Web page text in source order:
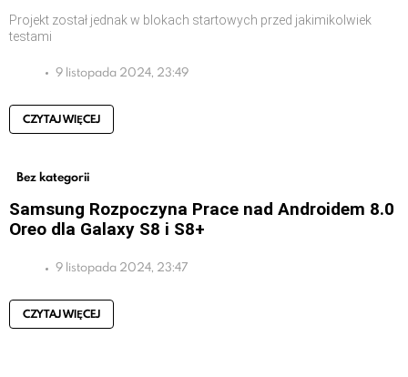
Projekt został jednak w blokach startowych przed jakimikolwiek
testami
9 listopada 2024, 23:49
CZYTAJ WIĘCEJ
Bez kategorii
Samsung Rozpoczyna Prace nad Androidem 8.0
Oreo dla Galaxy S8 i S8+
9 listopada 2024, 23:47
CZYTAJ WIĘCEJ